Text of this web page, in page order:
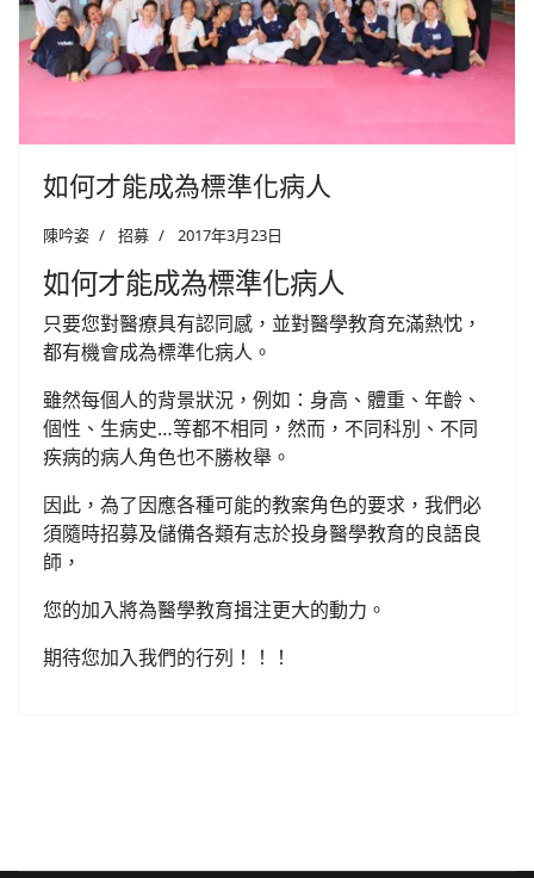
如何才能成為標準化病人
陳吟姿 招募 2017年3月23日
如何才能成為標準化病人
只要您對醫療具有認同感，並對醫學教育充滿熱忱，
都有機會成為標準化病人。
雖然每個人的背景狀況，例如：身高、體重、年齡、
個性、生病史…等都不相同，然而，不同科別、不同
疾病的病人角色也不勝枚舉。
因此，為了因應各種可能的教案角色的要求，我們必
須隨時招募及儲備各類有志於投身醫學教育的良語良
師，
您的加入將為醫學教育揖注更大的動力。
期待您加入我們的行列！！！